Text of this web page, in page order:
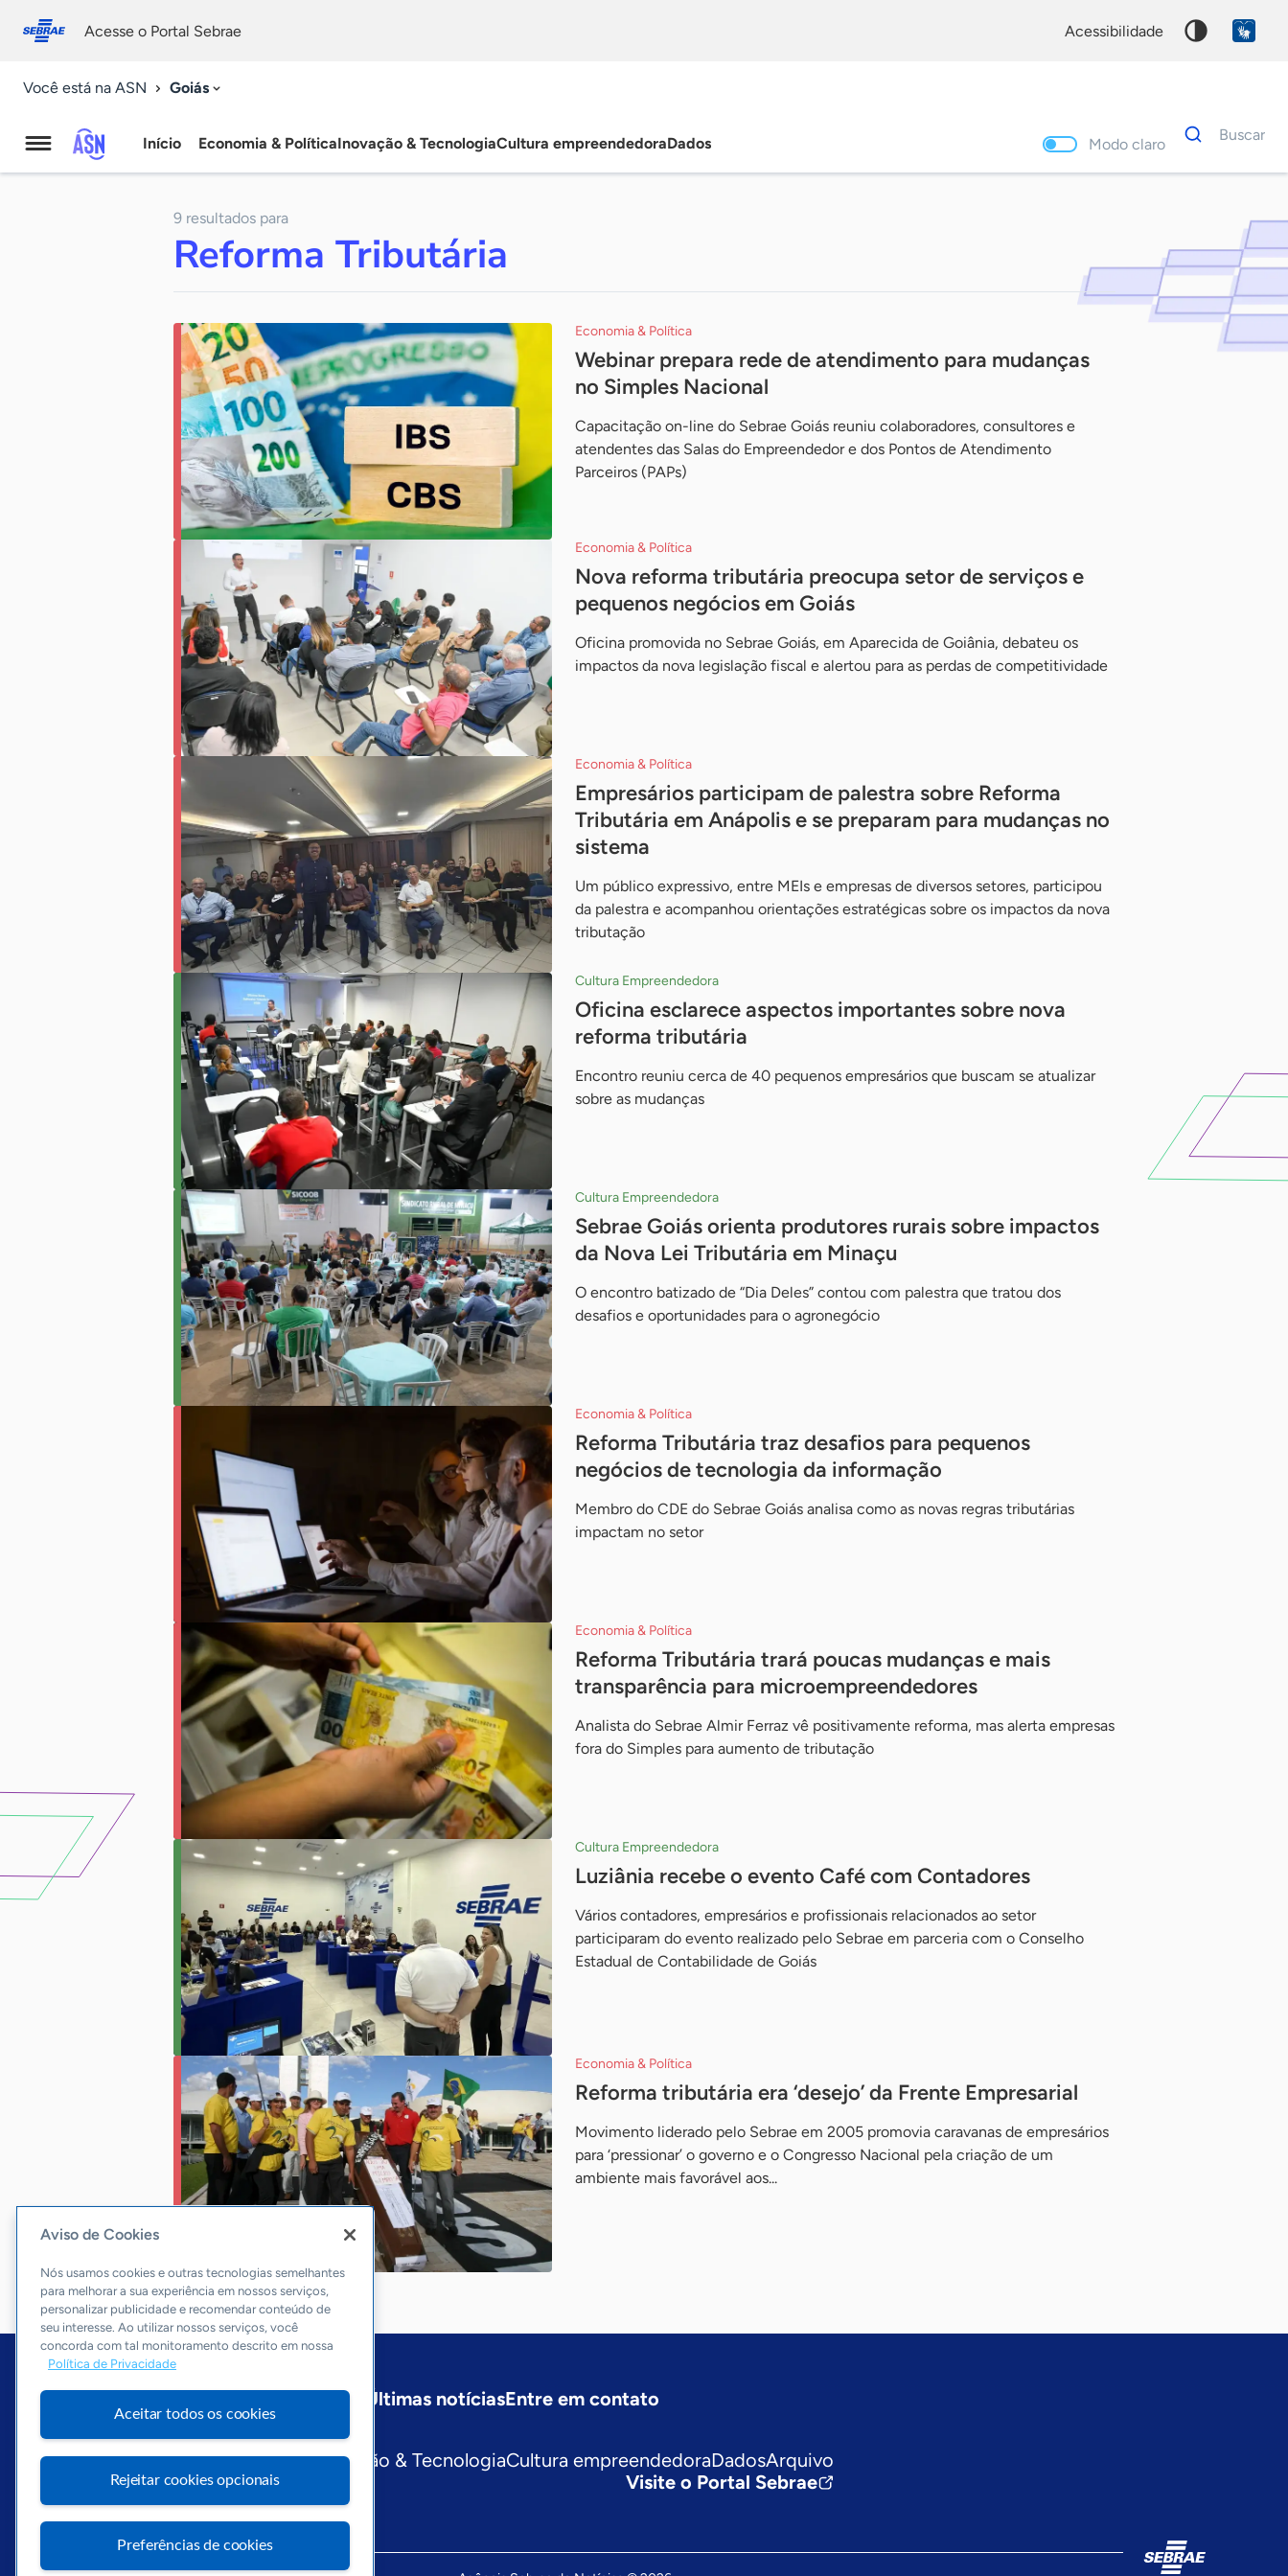
conosco
Acesse o Portal Sebrae acessibilidade
Você está na ASN Goiás
Agência
Notícias
Início Economia & PolíticaInovação & TecnologiaCultura empreendedoraDados Modo claro
Dados
para
Buscar
9 resultados para
Reforma Tributária
Economia & Política
Webinar prepara rede de atendimento para mudanças
no Simples Nacional
Capacitação on-line do Sebrae Goiás reuniu colaboradores, consultores e
atendentes das Salas do Empreendedor e dos Pontos de Atendimento
Parceiros (PAPs)
Economia & Política
Nova reforma tributária preocupa setor de serviços e
pequenos negócios em Goiás
Oficina promovida no Sebrae Goiás, em Aparecida de Goiânia, debateu os
impactos da nova legislação fiscal e alertou para as perdas de competitividade
Economia & Política
Empresários participam de palestra sobre Reforma
Tributária em Anápolis e se preparam para mudanças no
sistema
Um público expressivo, entre MEIs e empresas de diversos setores, participou
da palestra e acompanhou orientações estratégicas sobre os impactos da nova
tributação
Cultura Empreendedora
Oficina esclarece aspectos importantes sobre nova
reforma tributária
Encontro reuniu cerca de 40 pequenos empresários que buscam se atualizar
sobre as mudanças
Cultura Empreendedora
Sebrae Goiás orienta produtores rurais sobre impactos
da Nova Lei Tributária em Minaçu
O encontro batizado de “Dia Deles” contou com palestra que tratou dos
desafios e oportunidades para o agronegócio
Economia & Política
Reforma Tributária traz desafios para pequenos
negócios de tecnologia da informação
Membro do CDE do Sebrae Goiás analisa como as novas regras tributárias
impactam no setor
Economia & Política
Reforma Tributária trará poucas mudanças e mais
transparência para microempreendedores
Analista do Sebrae Almir Ferraz vê positivamente reforma, mas alerta empresas
fora do Simples para aumento de tributação
Cultura Empreendedora
Luziânia recebe o evento Café com Contadores
Vários contadores, empresários e profissionais relacionados ao setor
participaram do evento realizado pelo Sebrae em parceria com o Conselho
Estadual de Contabilidade de Goiás
Economia & Política
Reforma tributária era ‘desejo’ da Frente Empresarial
Movimento liderado pelo Sebrae em 2005 promovia caravanas de empresários
para ‘pressionar’ o governo e o Congresso Nacional pela criação de um
ambiente mais favorável aos...
Sobre a ASN Últimas notíciasEntre em contato
Editorias
Economia & PolíticaInovação & TecnologiaCultura empreendedoraDadosArquivo
Visite o Portal Sebrae
Aviso de Cookies
Nós usamos cookies e outras tecnologias semelhantes
para melhorar a sua experiência em nossos serviços,
personalizar publicidade e recomendar conteúdo de
seu interesse. Ao utilizar nossos serviços, você
concorda com tal monitoramento descrito em nossa
Política de Privacidade
Aceitar todos os cookies
Rejeitar cookies opcionais
Preferências de cookies